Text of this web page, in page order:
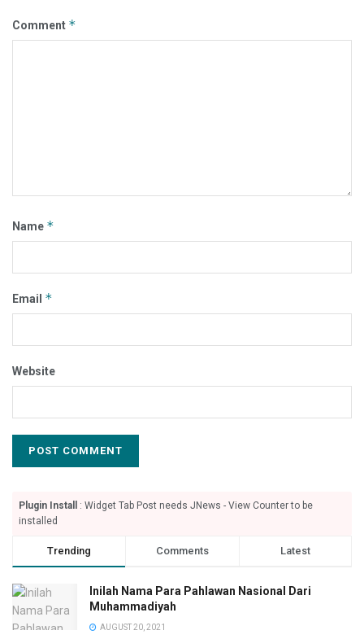
Comment *
Name *
Email *
Website
Plugin Install
: Widget Tab Post needs JNews - View Counter to be
installed
Trending Comments Latest
Inilah Nama Para Pahlawan Nasional Dari
Muhammadiyah
AUGUST 20, 2021